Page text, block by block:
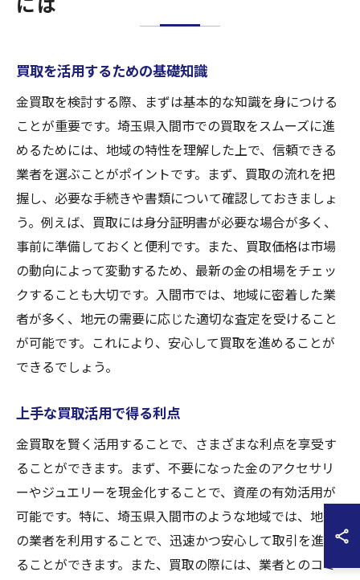
買取を活用するための基礎知識
金買取を検討する際、まずは基本的な知識を身につける
ことが重要です。埼玉県入間市での買取をスムーズに進
めるためには、地域の特性を理解した上で、信頼できる
業者を選ぶことがポイントです。まず、買取の流れを把
握し、必要な手続きや書類について確認しておきましょ
う。例えば、買取には身分証明書が必要な場合が多く、
事前に準備しておくと便利です。また、買取価格は市場
の動向によって変動するため、最新の金の相場をチェッ
クすることも大切です。入間市では、地域に密着した業
者が多く、地元の需要に応じた適切な査定を受けること
が可能です。これにより、安心して買取を進めることが
できるでしょう。
上手な買取活用で得る利点
金買取を賢く活用することで、さまざまな利点を享受す
ることができます。まず、不要になった金のアクセサリ
ーやジュエリーを現金化することで、資産の有効活用が
可能です。特に、埼玉県入間市のような地域では、地元
の業者を利用することで、迅速かつ安心して取引を進め
ることができます。また、買取の際には、業者とのコミ